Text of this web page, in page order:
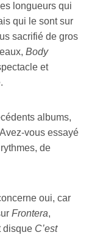
longueurs qui
qui le sont sur
sacrifié de gros
Body
et
albums,
vous essayé
de
oui, car
Frontera,
disque C’est